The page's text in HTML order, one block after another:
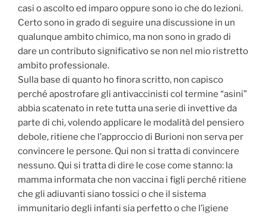
casi o ascolto ed imparo oppure sono io che do lezioni.
Certo sono in grado di seguire una discussione in un
qualunque ambito chimico, ma non sono in grado di
dare un contributo significativo se non nel mio ristretto
ambito professionale.
Sulla base di quanto ho finora scritto, non capisco
perché apostrofare gli antivaccinisti col termine “asini”
abbia scatenato in rete tutta una serie di invettive da
parte di chi, volendo applicare le modalità del pensiero
debole, ritiene che l’approccio di Burioni non serva per
convincere le persone. Qui non si tratta di convincere
nessuno. Qui si tratta di dire le cose come stanno: la
mamma informata che non vaccina i figli perché ritiene
che gli adiuvanti siano tossici o che il sistema
immunitario degli infanti sia perfetto o che l’igiene